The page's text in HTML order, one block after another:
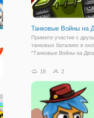
Танковые Войны на
Примите участие с
танковых баталиях в
"Танковые Войны на
друзья для двух
бесплатно, и если
поделиться с
18 2